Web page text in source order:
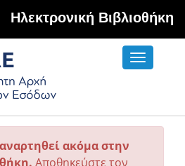
Hλεκτρονική Βιβλιοθήκη
Toggle
ακόμα στην
Αποθηκεύστε τον